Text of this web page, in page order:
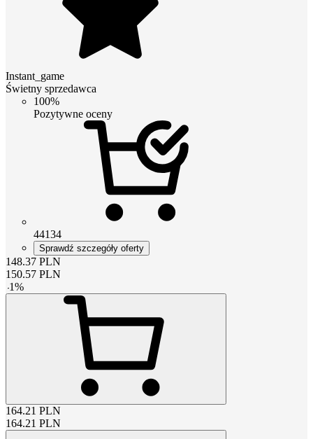
Instant_game
Świetny sprzedawca
100%
Pozytywne oceny
44134
Sprawdź szczegóły oferty
148.37 PLN
150.57 PLN
-1%
164.21 PLN
164.21 PLN